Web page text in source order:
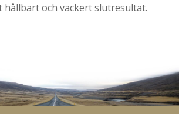
och vackert slutresultat.